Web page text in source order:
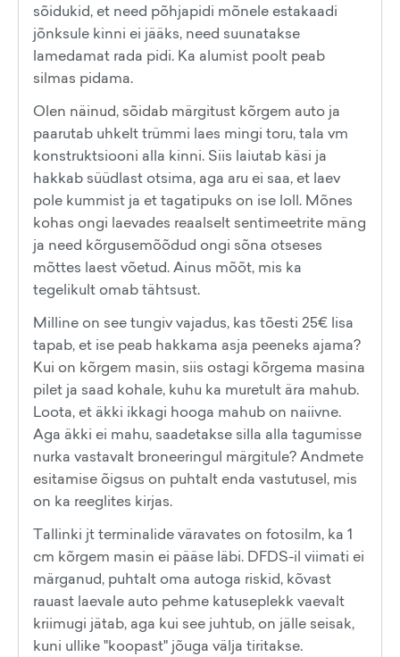
sõidukid, et need põhjapidi mõnele estakaadi
jõnksule kinni ei jääks, need suunatakse
lamedamat rada pidi. Ka alumist poolt peab
silmas pidama.
Olen näinud, sõidab märgitust kõrgem auto ja
paarutab uhkelt trümmi laes mingi toru, tala vm
konstruktsiooni alla kinni. Siis laiutab käsi ja
hakkab süüdlast otsima, aga aru ei saa, et laev
pole kummist ja et tagatipuks on ise loll. Mõnes
kohas ongi laevades reaalselt sentimeetrite mäng
ja need kõrgusemõõdud ongi sõna otseses
mõttes laest võetud. Ainus mõõt, mis ka
tegelikult omab tähtsust.
Milline on see tungiv vajadus, kas tõesti 25€ lisa
tapab, et ise peab hakkama asja peeneks ajama?
Kui on kõrgem masin, siis ostagi kõrgema masina
pilet ja saad kohale, kuhu ka muretult ära mahub.
Loota, et äkki ikkagi hooga mahub on naiivne.
Aga äkki ei mahu, saadetakse silla alla tagumisse
nurka vastavalt broneeringul märgitule? Andmete
esitamise õigsus on puhtalt enda vastutusel, mis
on ka reeglites kirjas.
Tallinki jt terminalide väravates on fotosilm, ka 1
cm kõrgem masin ei pääse läbi. DFDS-il viimati ei
märganud, puhtalt oma autoga riskid, kõvast
rauast laevale auto pehme katuseplekk vaevalt
kriimugi jätab, aga kui see juhtub, on jälle seisak,
kuni ullike "koopast" jõuga välja tiritakse.